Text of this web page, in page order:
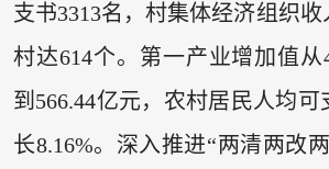
支书3313名，村集体经济组织
村达614个。第一产业增加值从
到566.44亿元，农村居民人均
长8.16%。深入推进“两清两改